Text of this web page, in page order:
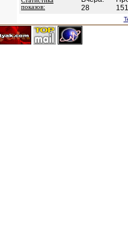
показов:
28
151